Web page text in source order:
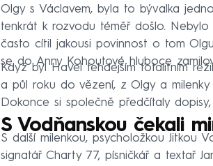
Olgy s Václavem, byla to bývalka
tenkrát k rozvodu téměř došlo.
často cítil jakousi povinnost o tom
se do Anny Kohoutové hluboce
Když byl Havel tehdejším totalitním
a půl roku do vězení, z Olgy a milenky
Dokonce si společně předčítaly
S Vodňanskou čekali
S další milenkou, psycholožkou Jitkou
signatář Charty 77, písničkář a textař